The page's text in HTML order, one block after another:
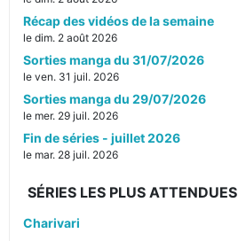
Récap des vidéos de la semaine
le dim. 2 août 2026
Sorties manga du 31/07/2026
le ven. 31 juil. 2026
Sorties manga du 29/07/2026
le mer. 29 juil. 2026
Fin de séries - juillet 2026
le mar. 28 juil. 2026
SÉRIES LES PLUS ATTENDUES
Charivari